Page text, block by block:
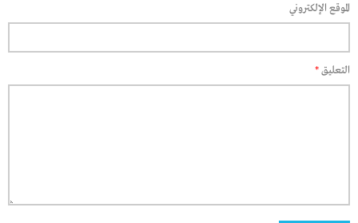
الموقع الإلكتروني
التعليق*